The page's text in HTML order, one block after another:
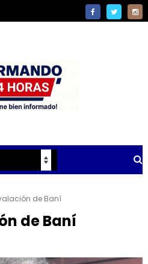
de Baní
de Baní